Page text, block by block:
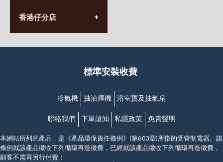
香港堅尼地城卑路乍街
(堅尼地城地鐵站B出口)
營業時間:
(10:00am-20:30pm)
香港仔分店
營業時間:
香港香港仔成都道20-28號
(黃竹坑地鐵站轉4M專線小巴)
標準安裝收費
冷氣機 抽油煙機 浴室寶及抽氣扇
聯絡我們 下單須知 私隱政策 免責聲明
本網站所列的產品，是《產品環保責任條例》(第603章)所指的受管制電器。該
條例就該產品徵收下列循環再造徵費，已經就該產品徵收下列循環再造徵費，
顧客不需再另行付費：